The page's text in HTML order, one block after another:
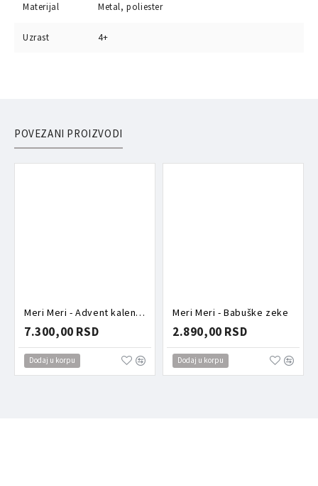
Materijal Metal, poliester
Uzrast 4+
POVEZANI PROIZVODI
Meri Meri - Advent kalendar šnalice
7.300,00 RSD
Dodaj u korpu
Meri Meri - Babuške zeke
2.890,00 RSD
Dodaj u korpu